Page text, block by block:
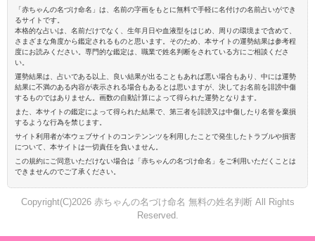
「赤ちゃんの名づけ命名」は、名前の字画をもとに無料で手軽に名付けの名前占いができ
るサイトです。
本格的な占いは、名前だけでなく、生年月日や血液型をはじめ、周りの環境まで含めて、
さまざまな角度から鑑定されるものと思います。そのため、本サイトの運勢結果は参考程
度にお読みください。専門的な鑑定は、職業で姓名判断をされている方にご相談くださ
い。
運勢結果は、占いである以上、良い結果が出ることもあれば悪い場合もあり、中には運勢
結果に不満のある内容が表示される場合もあるとは思いますが、決してお名前を誹謗中傷
するものではありません。画数の自動計算によって得られた運勢となります。
また、本サイトの鑑定によって得られた結果で、第三者を誹謗又は中傷したり名誉を棄損
するような行為を禁じます。
サイト利用者が本ウェブサイトのコンテンンツを利用したことで発生したトラブルや損害
について、本サイトは一切責任を負いません。
この規約にご同意いただけない場合は「赤ちゃんの名づけ命名」をご利用いただくことは
できませんのでご了承ください。
Copyright(C)2026 赤ちゃんの名づけ命名 無料の姓名判断 All Rights
Reserved.